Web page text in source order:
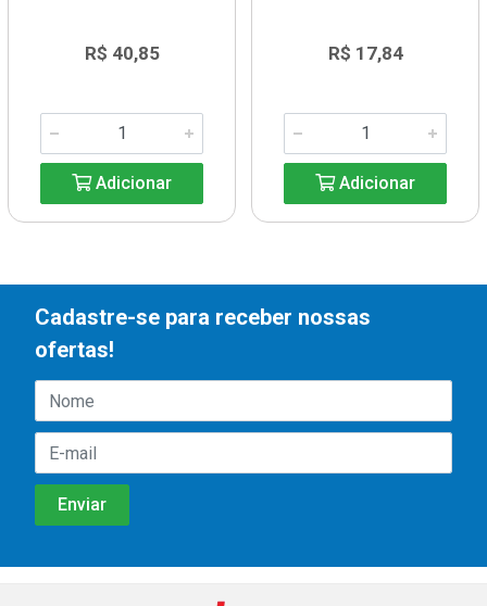
R$ 40,85
Adicionar
R$ 17,84
Adicionar
Cadastre-se para receber nossas
ofertas!